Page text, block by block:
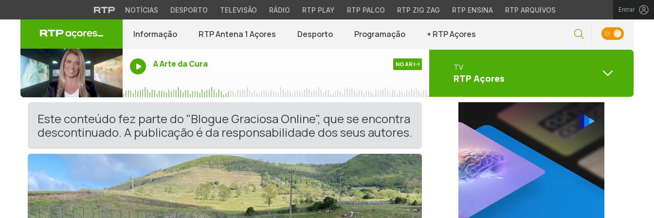
NOTÍCIAS DESPORTO TELEVISÃO RÁDIO RTP PLAY RTP PALCO RTP ZIG ZAG RTP ENSINA RTP ARQUIVOS Entrar
Informação RTP Antena 1 Açores Desporto Programação + RTP Açores
A Arte da Cura NO AR TV
RTP Açores
Este conteúdo fez parte do "Blogue Graciosa Online", que se encontra
descontinuado. A publicação é da responsabilidade dos seus autores.